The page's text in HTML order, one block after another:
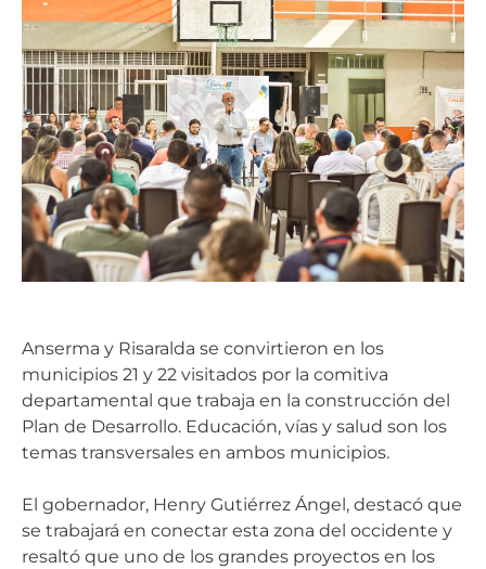
Anserma y Risaralda se convirtieron en los
municipios 21 y 22 visitados por la comitiva
departamental que trabaja en la construcción del
Plan de Desarrollo. Educación, vías y salud son los
temas transversales en ambos municipios.
El gobernador, Henry Gutiérrez Ángel, destacó que
se trabajará en conectar esta zona del occidente y
resaltó que uno de los grandes proyectos en los